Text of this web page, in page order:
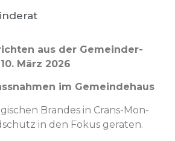
aus der Gemein­der­
März 2026
im Gemeindehaus
Bran­des in Crans-Mon­
in den Fokus geraten.